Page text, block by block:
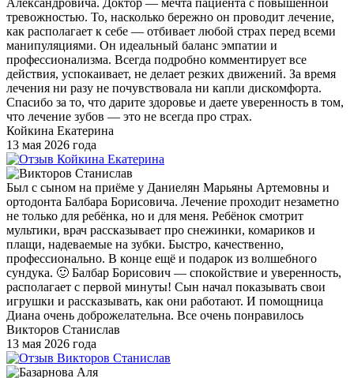
тревожностью. То, насколько бережно он проводит лечение,
как располагает к себе — отбивает любой страх перед всеми
манипуляциями. Он идеальный баланс эмпатии и
профессионализма. Всегда подробно комментирует все
действия, успокаивает, не делает резких движений. За время
лечения ни разу не почувствовала ни капли дискомфорта.
Спасибо за то, что дарите здоровье и даете уверенность в том,
что лечение зубов — это не всегда про страх.
Койкина Екатерина
13 мая 2026 года
Был с сыном на приёме у Даниелян Марьяны Артемовны и
ортодонта Балбара Борисовича. Лечение проходит незаметно
не только для ребёнка, но и для меня. Ребёнок смотрит
мультики, врач рассказывает про снежинки, комариков и
плащи, надеваемые на зубки. Быстро, качественно,
профессионально. В конце ещё и подарок из волшебного
сундука. 🙂 Балбар Борисович — спокойствие и уверенность,
располагает с первой минуты! Сын начал показывать свои
игрушки и рассказывать, как они работают. И помощница
Диана очень доброжелательна. Все очень понравилось
Викторов Станислав
13 мая 2026 года